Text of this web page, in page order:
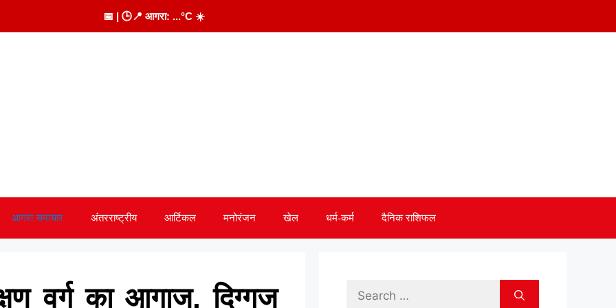
📅 | 🕒📍 आगरा: ...°C ☀️
आगरा समाचार अंतरराष्ट्रीय आर्टिकल मनोरंजन खेल धर्म-कर्म दैनिक राशिफल
वर्ग का आगाज, दिग्गज
Search